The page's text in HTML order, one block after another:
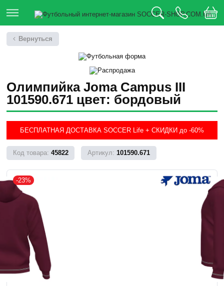
Олимпийка Joma Campus III
101590.671 цвет: бордовый
БЕСПЛАТНАЯ ДОСТАВКА SOCCER Life + СКИДКИ до -60%
45822 101590.671
-23%
Вернуться